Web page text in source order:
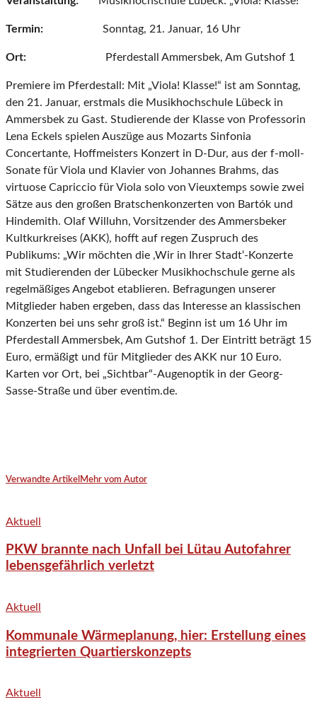
Termin: Sonntag, 21. Januar, 16 Uhr
Ort: Pferdestall Ammersbek, Am Gutshof 1
Premiere im Pferdestall: Mit „Viola! Klasse!“ ist am Sonntag,
den 21. Januar, erstmals die Musikhochschule Lübeck in
Ammersbek zu Gast. Studierende der Klasse von Professorin
Lena Eckels spielen Auszüge aus Mozarts Sinfonia
Concertante, Hoffmeisters Konzert in D-Dur, aus der f-moll-
Sonate für Viola und Klavier von Johannes Brahms, das
virtuose Capriccio für Viola solo von Vieuxtemps sowie zwei
Sätze aus den großen Bratschenkonzerten von Bartók und
Hindemith. Olaf Willuhn, Vorsitzender des Ammersbeker
Kultkurkreises (AKK), hofft auf regen Zuspruch des
Publikums: „Wir möchten die ,Wir in Ihrer Stadt‘-Konzerte
mit Studierenden der Lübecker Musikhochschule gerne als
regelmäßiges Angebot etablieren. Befragungen unserer
Mitglieder haben ergeben, dass das Interesse an klassischen
Konzerten bei uns sehr groß ist.“ Beginn ist um 16 Uhr im
Pferdestall Ammersbek, Am Gutshof 1. Der Eintritt beträgt 15
Euro, ermäßigt und für Mitglieder des AKK nur 10 Euro.
Karten vor Ort, bei „Sichtbar“-Augenoptik in der Georg-
Sasse-Straße und über eventim.de.
Verwandte Artikel Mehr vom Autor
Aktuell
PKW brannte nach Unfall bei Lütau Autofahrer
lebensgefährlich verletzt
Aktuell
Kommunale Wärmeplanung, hier: Erstellung eines
integrierten Quartierskonzepts
Aktuell